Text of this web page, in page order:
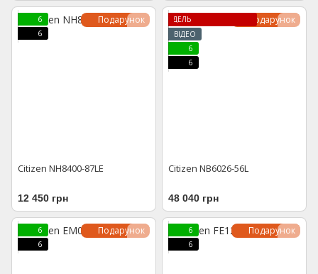
Подарунок
6
6
Citizen NH8400-87LE
12 450 грн
Подарунок
ЛІМІТОВАНА
ВІДЕО
6
6
Citizen NB6026-56L
48 040 грн
Подарунок
6
6
Подарунок
6
6